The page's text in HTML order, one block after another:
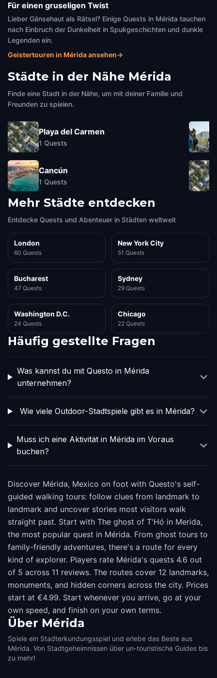
Für einen gruseligen Twist
Lieber Gänsehaut als Rätsel? Einige Quests in Mérida tauchen
nach Einbruch der Dunkelheit in Spukgeschichten und dunkle
Legenden ein.
Geistertouren in Mérida ansehen→
Städte in der Nähe Mérida
Finde eine Stadt in der Nähe, um mit deiner Familie und
Freunden zu spielen.
Playa del Carmen
1 Quests
Cancún
1 Quests
Mehr Städte entdecken
Entdecke Quests und Abenteuer in Städten weltweit
London
60 Quests
New York City
51 Quests
Bucharest
47 Quests
Sydney
29 Quests
Washington D.C.
24 Quests
Chicago
22 Quests
Häufig gestellte Fragen
Was kannst du mit Questo in Mérida
unternehmen?
Wie viele Outdoor-Stadtspiele gibt es in Mérida?
Muss ich eine Aktivität in Mérida im Voraus
buchen?
Discover Mérida, Mexico on foot with Questo's self-
guided walking tours: follow clues from landmark to
landmark and uncover stories most visitors walk
straight past. Start with The ghost of T'Hó in Merida,
the most popular quest in Mérida. From ghost tours to
family-friendly adventures, there's a route for every
kind of explorer. Players rate Mérida's quests 4.6 out
of 5 across 11 reviews. The routes cover 12 landmarks,
monuments, and hidden corners across the city. Prices
start at €4.99. Start whenever you arrive, go at your
own speed, and finish on your own terms.
Über Mérida
Spiele ein Stadterkundungsspiel und erlebe das Beste aus
Mérida. Von Stadtgeheimnissen über un-touristische Guides bis
zu mehr!